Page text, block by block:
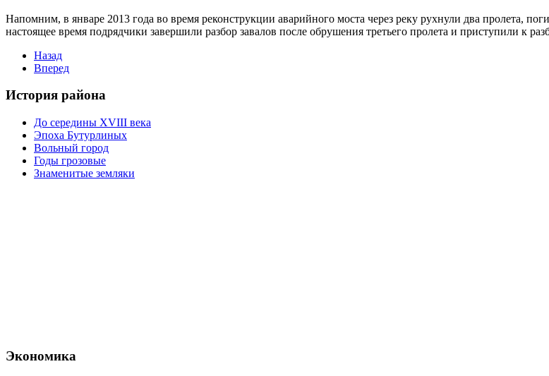
Напомним, в январе 2013 года во время реконструкции аварийного моста через реку рухнули два пролета,
настоящее время подрядчики завершили разбор завалов после обрушения третьего пролета и приступили к
Назад
Вперед
История района
До середины XVIII века
Эпоха Бутурлиных
Вольный город
Годы грозовые
Знаменитые земляки
Экономика